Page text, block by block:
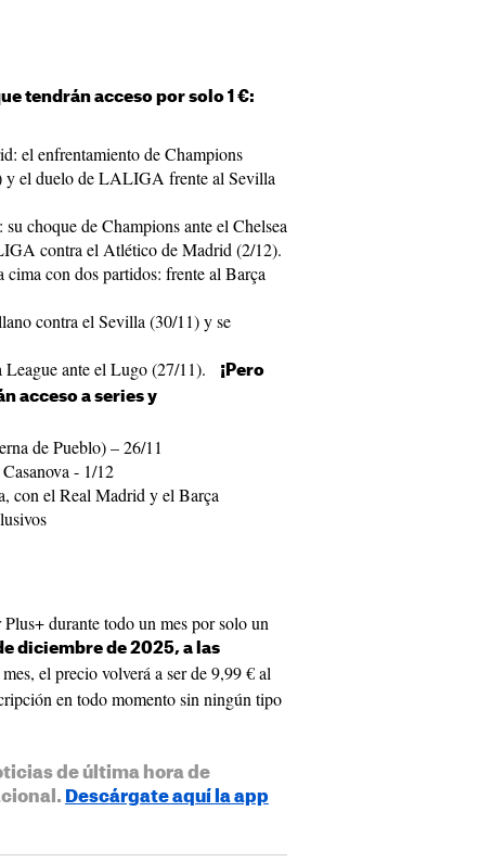
tendrán acceso por solo 1 €:
el enfrentamiento de Champions
y el duelo de LALIGA frente al Sevilla
choque de Champions ante el Chelsea
contra el Atlético de Madrid (2/12).
con dos partidos: frente al Barça
contra el Sevilla (30/11) y se
League ante el Lugo (27/11).
¡Pero
acceso a series y
de Pueblo) – 26/11
- 1/12
con el Real Madrid y el Barça
durante todo un mes por solo un
diciembre de 2025, a las
el precio volverá a ser de 9,99 € al
en todo momento sin ningún tipo
de última hora de
Descárgate aquí la app